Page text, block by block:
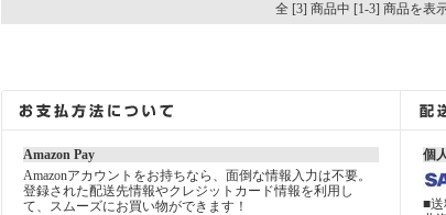
全 [3] 商品中 [1-3] 商品を表
Amazon Pay
Amazonアカウントをお持ちなら、面倒な情報入力は不要。
登録された配送先情報やクレジットカード情報を利用し
て、スムーズにお買い物ができます！
個
■送